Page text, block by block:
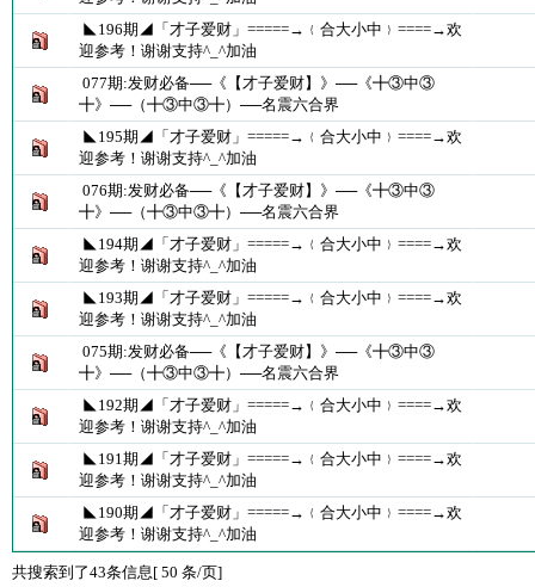
◣196期◢「才子爱财」=====→﹛合大小中﹜====→欢
迎参考！谢谢支持^_^加油
077期:发财必备──《【才子爱财】》──《╋③中③
╋》──（╋③中③╋）──名震六合界
◣195期◢「才子爱财」=====→﹛合大小中﹜====→欢
迎参考！谢谢支持^_^加油
076期:发财必备──《【才子爱财】》──《╋③中③
╋》──（╋③中③╋）──名震六合界
◣194期◢「才子爱财」=====→﹛合大小中﹜====→欢
迎参考！谢谢支持^_^加油
◣193期◢「才子爱财」=====→﹛合大小中﹜====→欢
迎参考！谢谢支持^_^加油
075期:发财必备──《【才子爱财】》──《╋③中③
╋》──（╋③中③╋）──名震六合界
◣192期◢「才子爱财」=====→﹛合大小中﹜====→欢
迎参考！谢谢支持^_^加油
◣191期◢「才子爱财」=====→﹛合大小中﹜====→欢
迎参考！谢谢支持^_^加油
◣190期◢「才子爱财」=====→﹛合大小中﹜====→欢
迎参考！谢谢支持^_^加油
共搜索到了43条信息[ 50 条/页]